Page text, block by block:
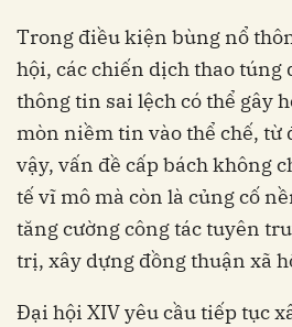
Trong điều kiện bùng nổ
hội, các chiến dịch thao túng
thông tin sai lệch có thể gây
mòn niềm tin vào thể chế, từ
vậy, vấn đề cấp bách không
tế vĩ mô mà còn là củng cố
tăng cường công tác tuyên
trị, xây dựng đồng thuận xã
Đại hội XIV yêu cầu tiếp tục